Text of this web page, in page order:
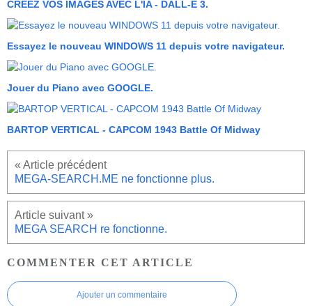
CREEZ VOS IMAGES AVEC L'IA - DALL-E 3.
Essayez le nouveau WINDOWS 11 depuis votre navigateur.
Jouer du Piano avec GOOGLE.
BARTOP VERTICAL - CAPCOM 1943 Battle Of Midway
MEGA-SEARCH.ME ne fonctionne plus.
MEGA SEARCH re fonctionne.
COMMENTER CET ARTICLE
Ajouter un commentaire